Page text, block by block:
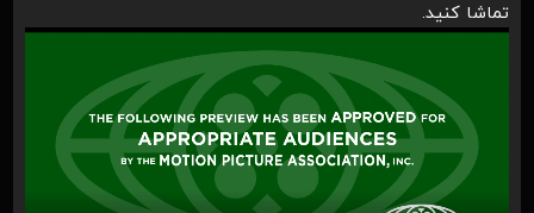
تماشا کنید.